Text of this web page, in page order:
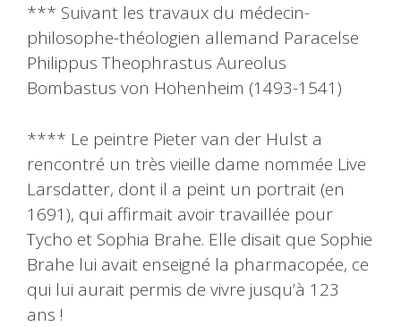
*** Suivant les travaux du médecin-
philosophe-théologien allemand Paracelse
Philippus Theophrastus Aureolus
Bombastus von Hohenheim (1493-1541)
**** Le peintre Pieter van der Hulst a
rencontré un très vieille dame nommée Live
Larsdatter, dont il a peint un portrait (en
1691), qui affirmait avoir travaillée pour
Tycho et Sophia Brahe. Elle disait que Sophie
Brahe lui avait enseigné la pharmacopée, ce
qui lui aurait permis de vivre jusqu’à 123
ans !